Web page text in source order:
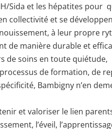
Sida et les hépatites pour
collectivité et se
à leur propre
de manière durable et
de soins en toute quiétude,
de formation, de
Bambigny n’en
et valoriser le lien
l’éveil,